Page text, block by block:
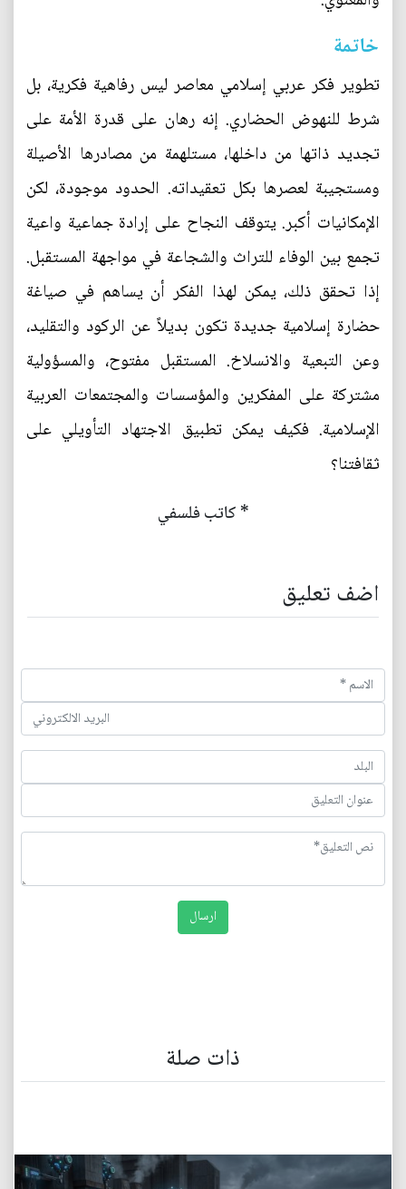
خاتمة
تطوير فكر عربي إسلامي معاصر ليس رفاهية فكرية، بل
شرط للنهوض الحضاري. إنه رهان على قدرة الأمة على
تجديد ذاتها من داخلها، مستلهمة من مصادرها الأصيلة
ومستجيبة لعصرها بكل تعقيداته. الحدود موجودة، لكن
الإمكانيات أكبر. يتوقف النجاح على إرادة جماعية واعية
تجمع بين الوفاء للتراث والشجاعة في مواجهة المستقبل.
إذا تحقق ذلك، يمكن لهذا الفكر أن يساهم في صياغة
حضارة إسلامية جديدة تكون بديلاً عن الركود والتقليد،
وعن التبعية والانسلاخ. المستقبل مفتوح، والمسؤولية
مشتركة على المفكرين والمؤسسات والمجتمعات العربية
الإسلامية. فكيف يمكن تطبيق الاجتهاد التأويلي على
ثقافتنا؟
* كاتب فلسفي
اضف تعليق
ذات صلة